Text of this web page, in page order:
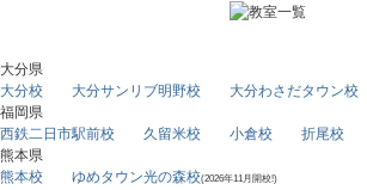
大分県
大分校
大分サンリブ明野校 大分わさだタウン校
福岡県
西鉄二日市駅前校
久留米校 小倉校
折尾校
熊本県
熊本校
ゆめタウン光の森校(2026年11月開校!)